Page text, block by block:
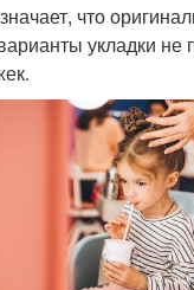
что
укладки не